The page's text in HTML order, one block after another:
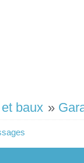
baux »